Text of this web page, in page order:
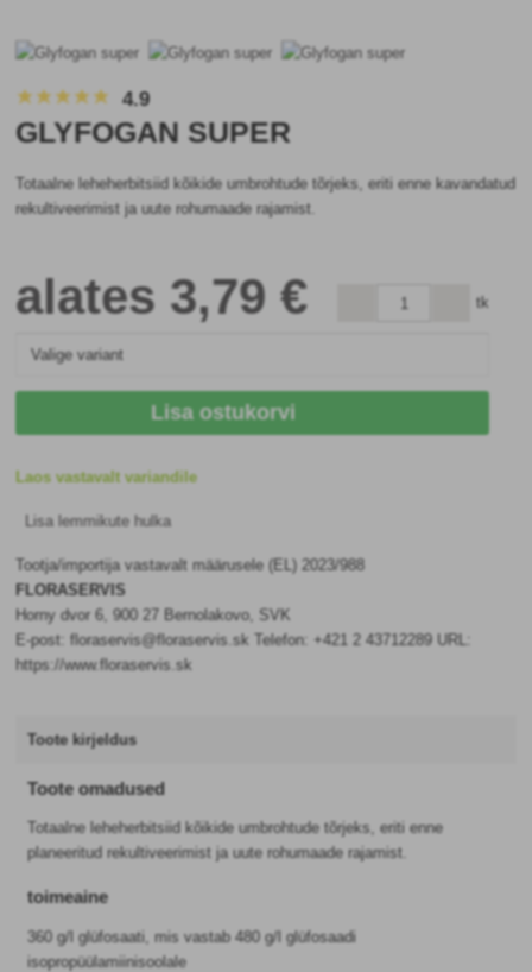
4.9
GLYFOGAN SUPER
Totaalne leheherbitsiid kõikide umbrohtude tõrjeks, eriti enne kavandatud
rekultiveerimist ja uute rohumaade rajamist.
alates 3,79 € tk
Lisa ostukorvi
Laos vastavalt variandile
Lisa lemmikute hulka
Tootja/importija vastavalt määrusele (EL) 2023/988
FLORASERVIS
Horny dvor 6, 900 27 Bernolakovo, SVK
E-post: floraservis@floraservis.sk Telefon: +421 2 43712289 URL:
https://www.floraservis.sk
Toote kirjeldus
Toote omadused
Totaalne leheherbitsiid kõikide umbrohtude tõrjeks, eriti enne
planeeritud rekultiveerimist ja uute rohumaade rajamist.
toimeaine
360 g/l glüfosaati, mis vastab 480 g/l glüfosaadi
isopropüülamiinisoolale